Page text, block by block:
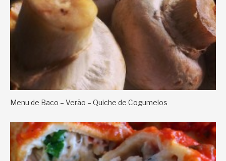
Menu de Baco – Verão – Quiche de Cogumelos